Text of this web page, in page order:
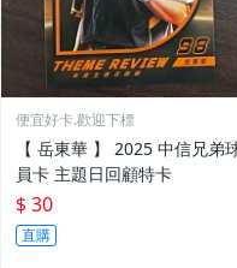
便宜好卡.歡迎下標
【 岳東華 】 2025 中信兄弟
員卡 主題日回顧特卡
$ 30
直購